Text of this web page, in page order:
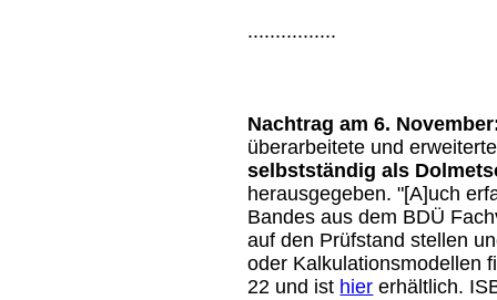
................
Nachtrag am 6.
überarbeitete und
selbstständig als
herausgegeben. "[A]uch
Bandes aus dem BDÜ
auf den Prüfstand stellen
oder Kalkulationsmodellen
22 und ist hier erhältlich.